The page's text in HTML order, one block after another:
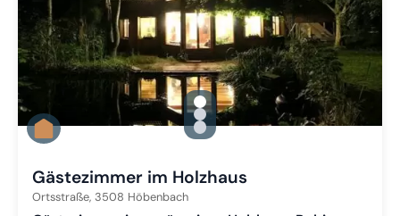
gallery.slide_selector
Zu Slide 1 wechseln
Zu Slide 2 wechseln
Zu Slide 3 wechseln
Gästezimmer im Holzhaus
Ortsstraße, 3508 Höbenbach